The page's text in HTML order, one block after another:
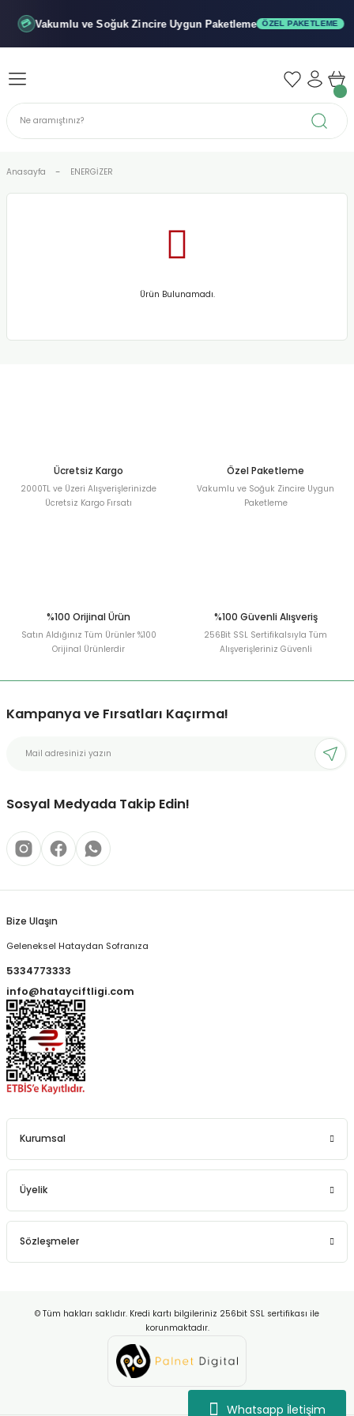
Whatsapp İletişim
💳 Vakumlu ve SoğukZincire Uygun Paketleme ÖZEL PAKETLEME
Geri Dön
Geri Dön
Geri Dön
Anasayfa ENERGİZER
Ürün Bulunamadı.
Ücretsiz Kargo
2000TL ve Üzeri Alışverişlerinizde
Ücretsiz Kargo Fırsatı
Özel Paketleme
Vakumlu ve Soğuk Zincire Uygun
Paketleme
%100 Orijinal Ürün
Satın Aldığınız Tüm Ürünler %100
Orijinal Ürünlerdir
%100 Güvenli Alışveriş
256Bit SSL Sertifikalsıyla Tüm
Alışverişleriniz Güvenli
Kampanya ve Fırsatları Kaçırma!
Sosyal Medyada Takip Edin!
Bize Ulaşın
Geleneksel Hataydan Sofranıza
5334773333
info@hatayciftligi.com
Kurumsal
Üyelik
Sözleşmeler
© Tüm hakları saklıdır. Kredi kartı bilgileriniz 256bit SSL sertifikası ile
korunmaktadır.